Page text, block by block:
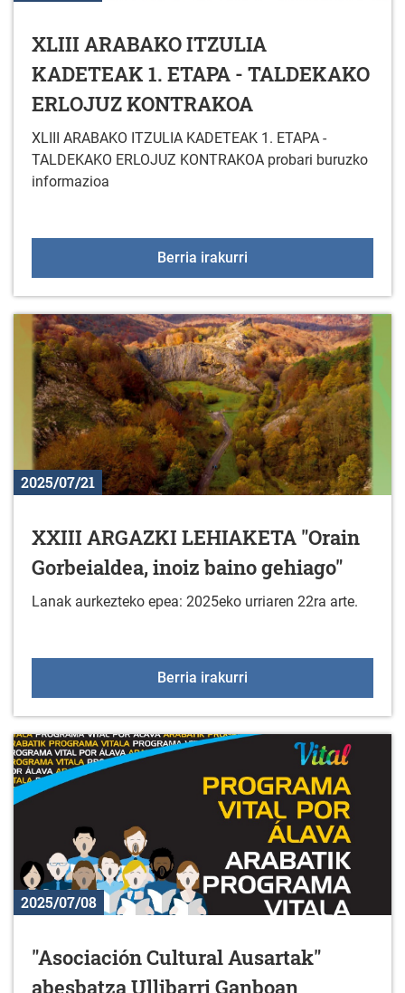
XLIII ARABAKO ITZULIA
KADETEAK 1. ETAPA - TALDEKAKO
ERLOJUZ KONTRAKOA
XLIII ARABAKO ITZULIA KADETEAK 1. ETAPA -
TALDEKAKO ERLOJUZ KONTRAKOA probari buruzko
informazioa
Berria irakurri
2025/07/21
XXIII ARGAZKI LEHIAKETA "Orain
Gorbeialdea, inoiz baino gehiago"
Lanak aurkezteko epea: 2025eko urriaren 22ra arte.
Berria irakurri
2025/07/08
"Asociación Cultural Ausartak"
abesbatza Ullibarri Ganboan